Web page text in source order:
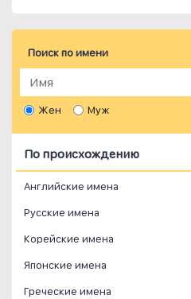
Поиск по имени
Жен Муж
По происхождению
Английские имена
Русские имена
Корейские имена
Японские имена
Греческие имена